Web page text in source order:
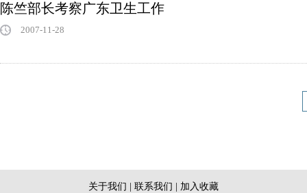
陈竺部长考察广东卫生工作
2007-11-28
关于我们 联系我们 加入收藏